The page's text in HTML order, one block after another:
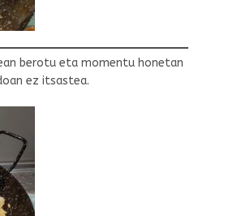
berotu eta momentu honetan
ez itsastea.